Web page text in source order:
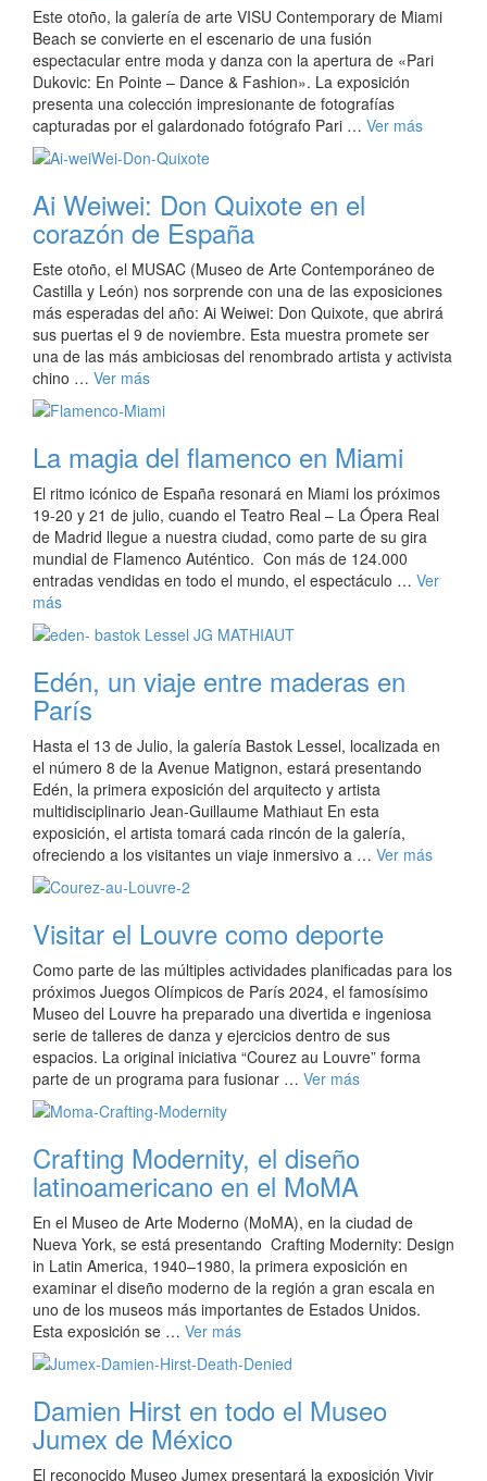
Este otoño, la galería de arte VISU Contemporary de Miami
Beach se convierte en el escenario de una fusión
espectacular entre moda y danza con la apertura de «Pari
Dukovic: En Pointe – Dance & Fashion». La exposición
presenta una colección impresionante de fotografías
capturadas por el galardonado fotógrafo Pari … Ver más
Ai Weiwei: Don Quixote en el
corazón de España
Este otoño, el MUSAC (Museo de Arte Contemporáneo de
Castilla y León) nos sorprende con una de las exposiciones
más esperadas del año: Ai Weiwei: Don Quixote, que abrirá
sus puertas el 9 de noviembre. Esta muestra promete ser
una de las más ambiciosas del renombrado artista y activista
chino … Ver más
La magia del flamenco en Miami
El ritmo icónico de España resonará en Miami los próximos
19-20 y 21 de julio, cuando el Teatro Real – La Ópera Real
de Madrid llegue a nuestra ciudad, como parte de su gira
mundial de Flamenco Auténtico. Con más de 124.000
entradas vendidas en todo el mundo, el espectáculo … Ver
más
Edén, un viaje entre maderas en
París
Hasta el 13 de Julio, la galería Bastok Lessel, localizada en
el número 8 de la Avenue Matignon, estará presentando
Edén, la primera exposición del arquitecto y artista
multidisciplinario Jean-Guillaume Mathiaut En esta
exposición, el artista tomará cada rincón de la galería,
ofreciendo a los visitantes un viaje inmersivo a … Ver más
Visitar el Louvre como deporte
Como parte de las múltiples actividades planificadas para los
próximos Juegos Olímpicos de París 2024, el famosísimo
Museo del Louvre ha preparado una divertida e ingeniosa
serie de talleres de danza y ejercicios dentro de sus
espacios. La original iniciativa “Courez au Louvre” forma
parte de un programa para fusionar … Ver más
Crafting Modernity, el diseño
latinoamericano en el MoMA
En el Museo de Arte Moderno (MoMA), en la ciudad de
Nueva York, se está presentando Crafting Modernity: Design
in Latin America, 1940–1980, la primera exposición en
examinar el diseño moderno de la región a gran escala en
uno de los museos más importantes de Estados Unidos.
Esta exposición se … Ver más
Damien Hirst en todo el Museo
Jumex de México
El reconocido Museo Jumex presentará la exposición Vivir